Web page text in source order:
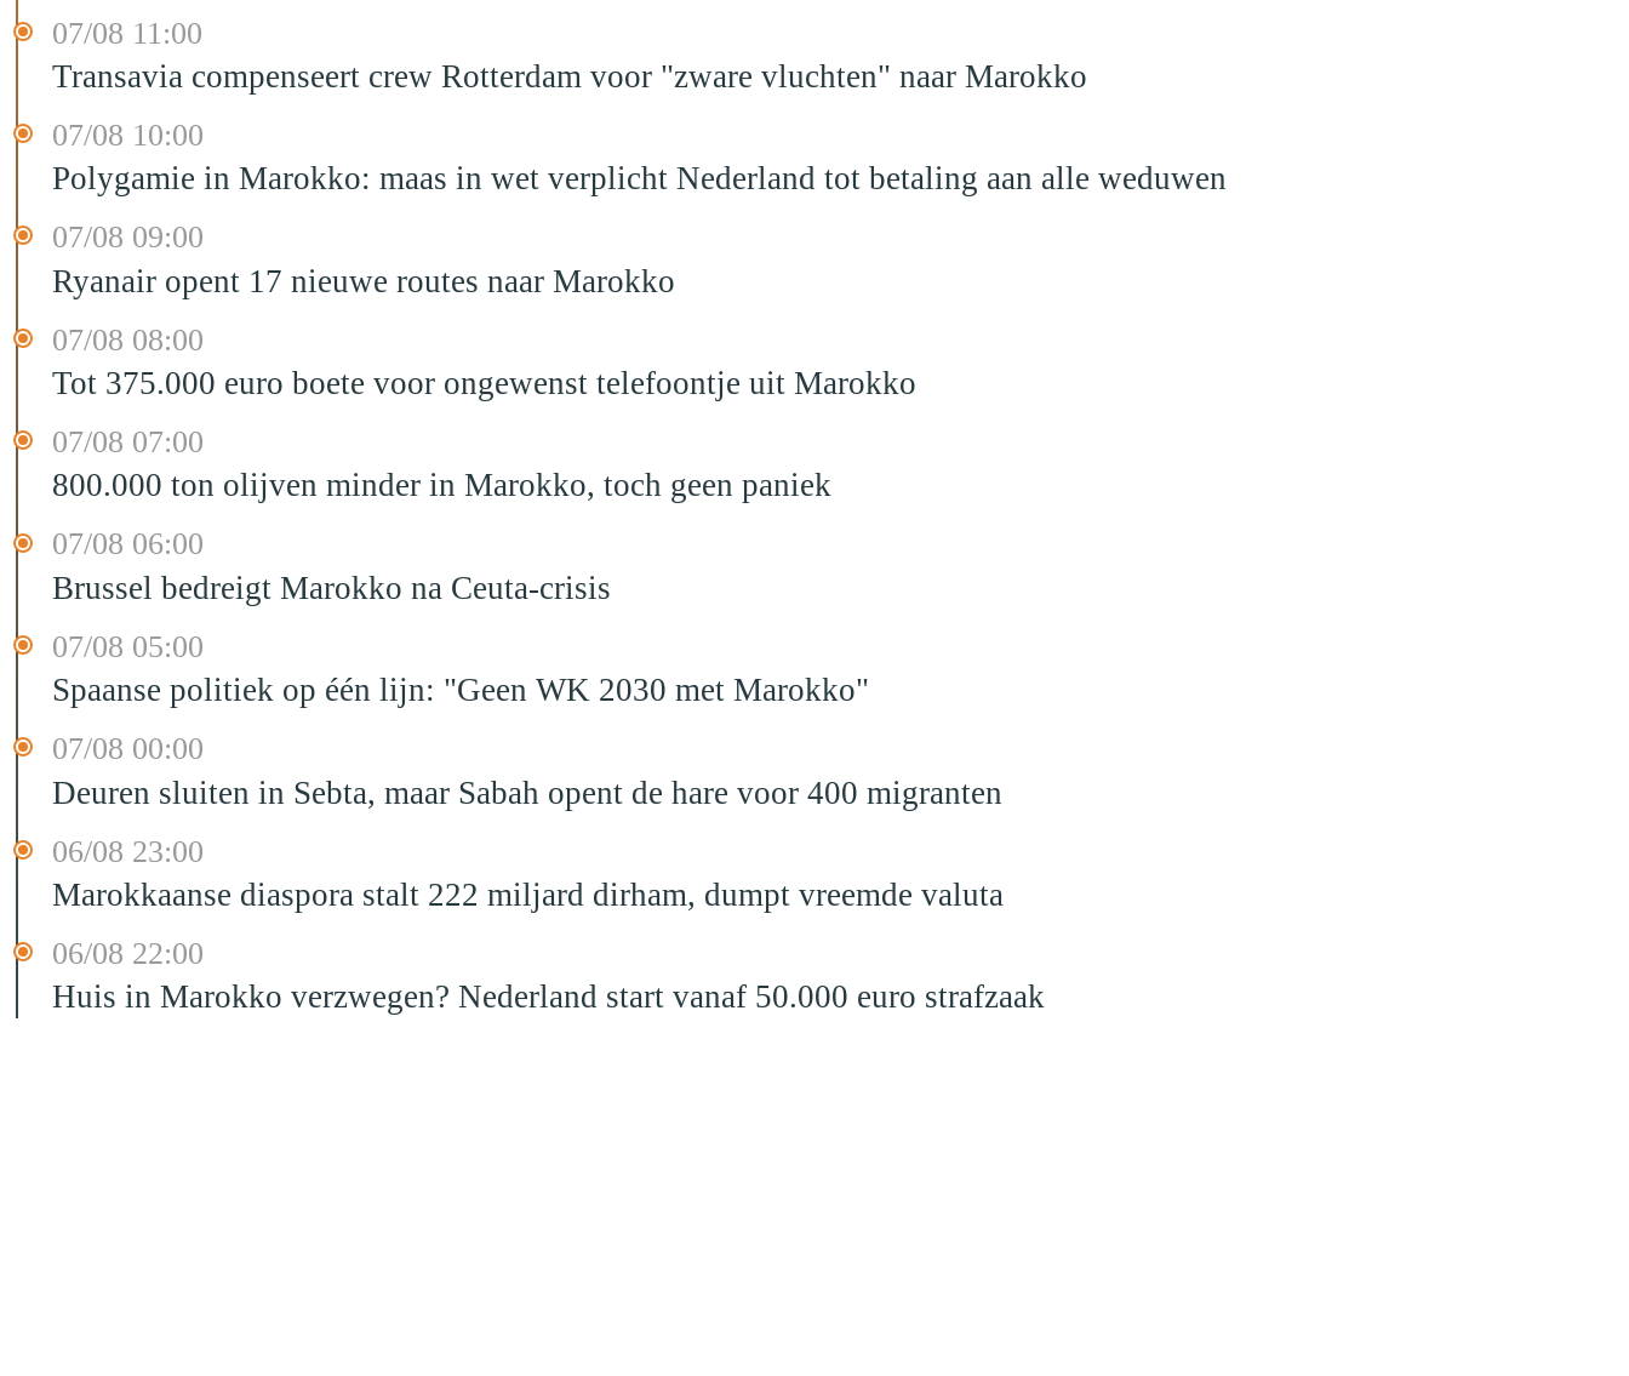
07/08 11:00
Transavia compenseert crew Rotterdam voor "zware vluchten" naar Marokko
07/08 10:00
Polygamie in Marokko: maas in wet verplicht Nederland tot betaling aan alle weduwen
07/08 09:00
Ryanair opent 17 nieuwe routes naar Marokko
07/08 08:00
Tot 375.000 euro boete voor ongewenst telefoontje uit Marokko
07/08 07:00
800.000 ton olijven minder in Marokko, toch geen paniek
07/08 06:00
Brussel bedreigt Marokko na Ceuta-crisis
07/08 05:00
Spaanse politiek op één lijn: "Geen WK 2030 met Marokko"
07/08 00:00
Deuren sluiten in Sebta, maar Sabah opent de hare voor 400 migranten
06/08 23:00
Marokkaanse diaspora stalt 222 miljard dirham, dumpt vreemde valuta
06/08 22:00
Huis in Marokko verzwegen? Nederland start vanaf 50.000 euro strafzaak